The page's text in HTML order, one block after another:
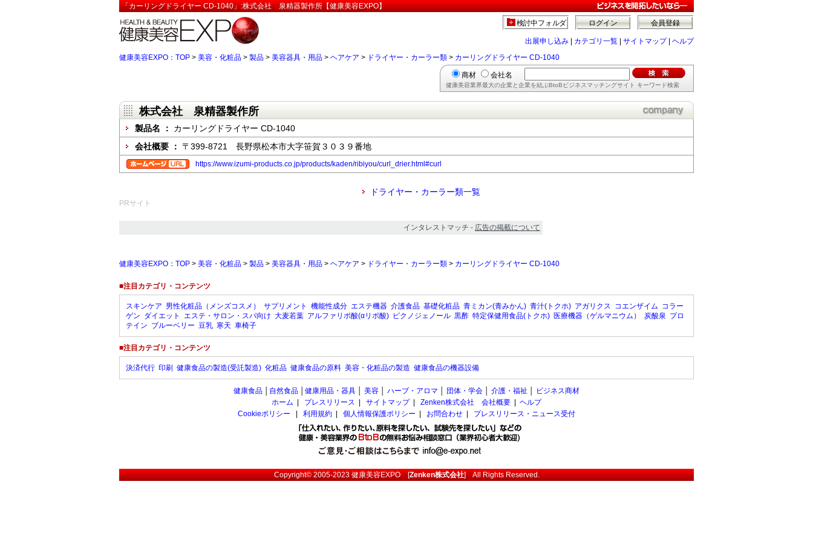
「カーリングドライヤー CD-1040」:株式会社 泉精器製作所【健康美容EXPO】
会員登録
ログイン
検討中フォルダ
出展申し込み カテゴリ一覧 サイトマップ| ヘルプ
健康美容EXPO：TOP > 美容・化粧品 > 製品 > 美容器具・用品 > ヘアケア > ドライヤー・カーラー類 > カーリングドライヤー CD-1040
商材 会社名
健康美容業界最大の企業と企業を結ぶBtoBビジネスマッチングサイト キーワード検索
株式会社 泉精器製作所
製品名 ： カーリングドライヤー CD-1040
会社概要 ： 〒399-8721 長野県松本市大字笹賀３０３９番地
https://www.izumi-products.co.jp/products/kaden/ribiyou/curl_drier.html#curl
ドライヤー・カーラー類一覧
PRサイト
インタレストマッチ - 広告の掲載について
健康美容EXPO：TOP > 美容・化粧品 > 製品 > 美容器具・用品 > ヘアケア > ドライヤー・カーラー類 > カーリングドライヤー CD-1040
■注目カテゴリ・コンテンツ
スキンケア 男性化粧品（メンズコスメ） サプリメント 機能性成分 エステ機器 介護食品 基礎化粧品 青ミカン(青みかん) 青汁(トクホ) アガリクス コエンザイム コラー
ゲン ダイエット エステ・サロン・スパ向け 大麦若葉 アルファリポ酸(αリポ酸) ピクノジェノール 黒酢 特定保健用食品(トクホ) 医療機器（ゲルマニウム） 炭酸泉 プロ
テイン ブルーベリー 豆乳 寒天 車椅子
■注目カテゴリ・コンテンツ
決済代行 印刷 健康食品の製造(受託製造) 化粧品 健康食品の原料 美容・化粧品の製造 健康食品の機器設備
健康食品 自然食品 健康用品・器具 美容 ハーブ・アロマ 団体・学会 介護・福祉
ビジネス商材
ホーム
プレスリリース サイトマップ| Zenken株式会社 会社概要
ヘルプ
Cookieポリシー
利用規約 個人情報保護ポリシー お問合わせ プレスリリース・ニュース受付
Copyright© 2005-2023健康美容EXPO[Zenken株式会社] All Rights Reserved.